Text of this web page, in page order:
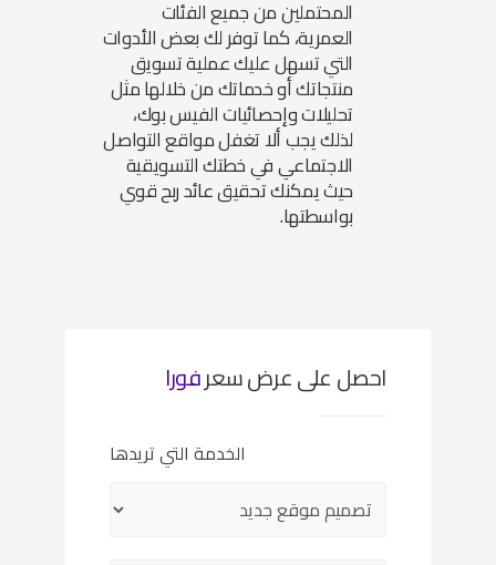
المحتملين من جميع الفئات
العمرية، كما توفر لك بعض الأدوات
التي تسهل عليك عملية تسويق
منتجاتك أو خدماتك من خلالها مثل
تحليلات وإحصائيات الفيس بوك،
لذلك يجب ألا تغفل مواقع التواصل
الاجتماعي في خطتك التسويقية
حيث يمكنك تحقيق عائد ربح قوي
بواسطتها.
احصل على عرض سعرفورا
الخدمة التي تريدها